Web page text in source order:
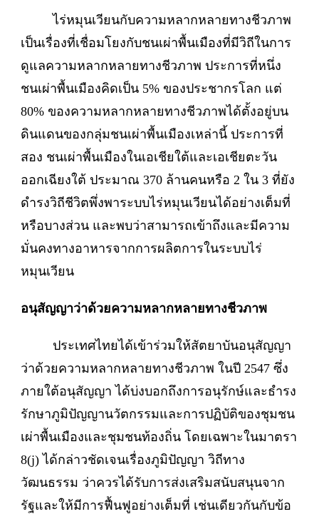
ไร่หมุนเวียนกับความหลากหลายทางชีวภาพ
เป็นเรื่องที่เชื่อมโยงกับชนเผ่าพื้นเมืองที่มีวิถีในการ
ดูแลความหลากหลายทางชีวภาพ ประการที่หนึ่ง
ชนเผ่าพื้นเมืองคิดเป็น 5% ของประชากรโลก แต่
80% ของความหลากหลายทางชีวภาพได้ตั้งอยู่บน
ดินแดนของกลุ่มชนเผ่าพื้นเมืองเหล่านี้ ประการที่
สอง ชนเผ่าพื้นเมืองในเอเชียใต้และเอเชียตะวัน
ออกเฉียงใต้ ประมาณ 370 ล้านคนหรือ 2 ใน 3 ที่ยัง
ดำรงวิถีชีวิตพึ่งพาระบบไร่หมุนเวียนได้อย่างเต็มที่
หรือบางส่วน และพบว่าสามารถเข้าถึงและมีความ
มั่นคงทางอาหารจากการผลิตการในระบบไร่
หมุนเวียน
อนุสัญญาว่าด้วยความหลากหลายทางชีวภาพ
ประเทศไทยได้เข้าร่วมให้สัตยาบันอนุสัญญา
ว่าด้วยความหลากหลายทางชีวภาพ ในปี 2547 ซึ่ง
ภายใต้อนุสัญญา ได้บ่งบอกถึงการอนุรักษ์และธำรง
รักษาภูมิปัญญานวัตกรรมและการปฏิบัติของชุมชน
เผ่าพื้นเมืองและชุมชนท้องถิ่น โดยเฉพาะในมาตรา
8(j) ได้กล่าวชัดเจนเรื่องภูมิปัญญา วิถีทาง
วัฒนธรรม ว่าควรได้รับการส่งเสริมสนับสนุนจาก
รัฐและให้มีการฟื้นฟูอย่างเต็มที่ เช่นเดียวกันกับข้อ